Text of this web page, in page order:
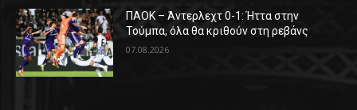
ΠΑΟΚ – Άντερλεχτ 0-1: Ήττα στην
Τούμπα, όλα θα κριθούν στη ρεβάνς
07.08.2026